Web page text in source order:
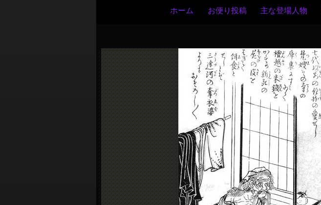
ナ
ビ
ゲ
ー
シ
ョ
ン
ホーム お便り投稿 主な登場人物